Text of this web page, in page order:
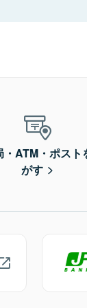
・ATM・ポスト
がす